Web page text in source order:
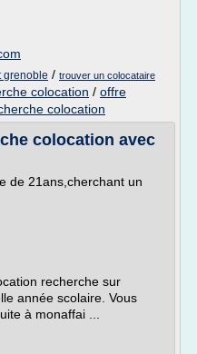
grenoble / trouver un colocataire
colocation / offre
colocation
colocation avec
de 21ans,cherchant un
recherche sur
année scolaire. Vous
à monaffai ...